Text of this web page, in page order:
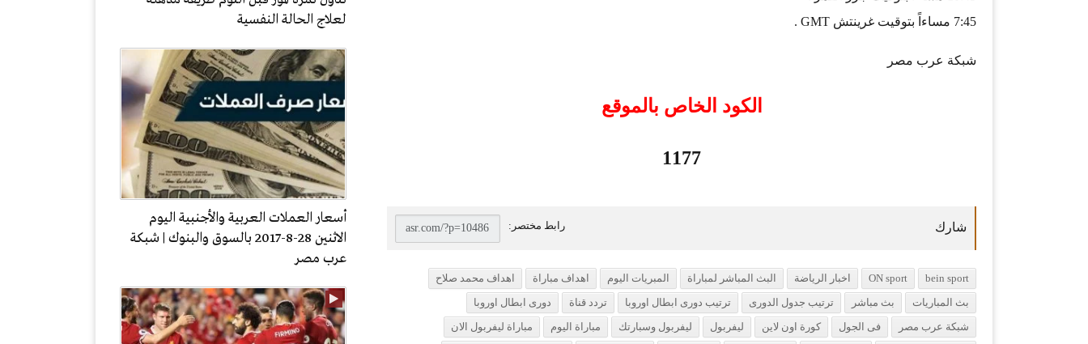
لعلاج الحالة النفسية
أسعار العملات العربية والأجنبية اليوم
الاثنين 28-8-2017 بالسوق والبنوك | شبكة
عرب مصر
7:45 مساءاً بتوقيت غرينتش GMT .
شبكة عرب مصر
الكود الخاص بالموقع
1177
bein sport
ON sport اخبار الرياضة البث المباشر لمباراة المبريات اليوم اهداف مباراة
اهداف محمد صلاح
بث المباريات
بث مباشر ترتيب جدول الدورى ترتيب دورى ابطال اوروبا تردد قناة
دورى ابطال اوروبا
شبكة عرب مصر
فى الجول كورة اون لاين ليفربول ليفربول وسبارتك مباراة اليوم
مباراة ليفربول الان